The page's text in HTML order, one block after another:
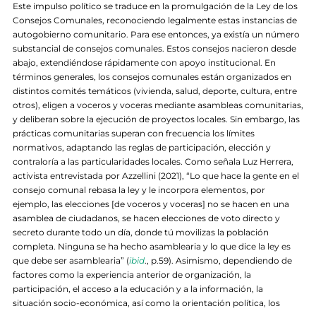
Este impulso político se traduce en la promulgación de la Ley de los
Consejos Comunales, reconociendo legalmente estas instancias de
autogobierno comunitario. Para ese entonces, ya existía un número
substancial de consejos comunales. Estos consejos nacieron desde
abajo, extendiéndose rápidamente con apoyo institucional. En
términos generales, los consejos comunales están organizados en
distintos comités temáticos (vivienda, salud, deporte, cultura, entre
otros), eligen a voceros y voceras mediante asambleas comunitarias,
y deliberan sobre la ejecución de proyectos locales. Sin embargo, las
prácticas comunitarias superan con frecuencia los límites
normativos, adaptando las reglas de participación, elección y
contraloría a las particularidades locales. Como señala Luz Herrera,
activista entrevistada por Azzellini (2021), “Lo que hace la gente en el
consejo comunal rebasa la ley y le incorpora elementos, por
ejemplo, las elecciones [de voceros y voceras] no se hacen en una
asamblea de ciudadanos, se hacen elecciones de voto directo y
secreto durante todo un día, donde tú movilizas la población
completa. Ninguna se ha hecho asamblearia y lo que dice la ley es
que debe ser asamblearia” (ibid., p.59). Asimismo, dependiendo de
factores como la experiencia anterior de organización, la
participación, el acceso a la educación y a la información, la
situación socio-económica, así como la orientación política, los